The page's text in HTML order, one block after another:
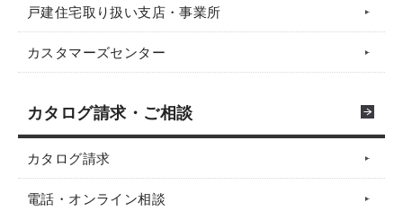
戸建住宅取り扱い支店・事業所
カスタマーズセンター
カタログ請求・ご相談
カタログ請求
電話・オンライン相談